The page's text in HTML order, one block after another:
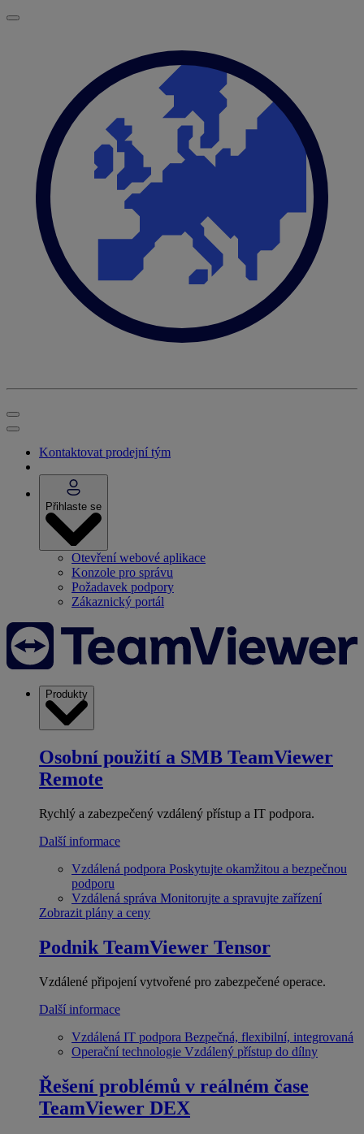
Kontaktovat prodejní tým
Přihlaste se
Otevření webové aplikace
Konzole pro správu
Požadavek podpory
Zákaznický portál
Produkty
Osobní použití a SMB TeamViewer
Remote
Rychlý a zabezpečený vzdálený přístup a IT podpora.
Další informace
Vzdálená podpora Poskytujte okamžitou a bezpečnou
podporu
Vzdálená správa Monitorujte a spravujte zařízení
Zobrazit plány a ceny
Podnik TeamViewer Tensor
Vzdálené připojení vytvořené pro zabezpečené operace.
Další informace
Vzdálená IT podpora Bezpečná, flexibilní, integrovaná
Operační technologie Vzdálený přístup do dílny
Řešení problémů v reálném čase
TeamViewer DEX